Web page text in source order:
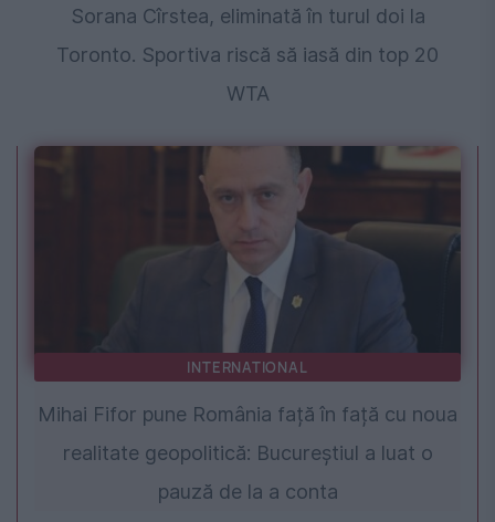
Sorana Cîrstea, eliminată în turul doi la
Toronto. Sportiva riscă să iasă din top 20
WTA
INTERNATIONAL
Mihai Fifor pune România față în față cu noua
realitate geopolitică: Bucureștiul a luat o
pauză de la a conta